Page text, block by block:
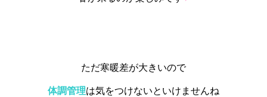
ただ寒暖差が大きいので
体調管理は気をつけないといけませんね